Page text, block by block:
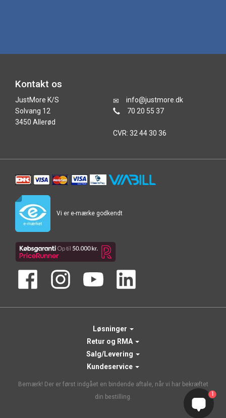
Kontakt os
JustMore K/S
Solvang 12
3450 Allerød
info@justmore.dk
70 20 55 37
CVR: 32 44 30 36
Vi er e-mærke godkendt
Løsninger
Retur og RMA
Salg/Levering
Kundeservice
Bemærk! Der er først indgået en bindende aftale, når vi har bekræftet
din bestilling.
1